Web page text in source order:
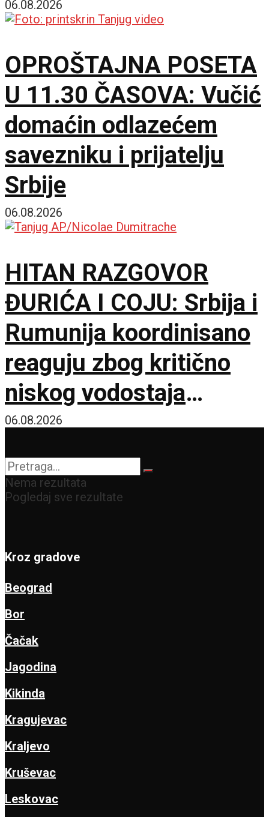
Marići
06.08.2026
OPROŠTAJNA POSETA
U 11.30 ČASOVA: Vučić
domaćin odlazećem
savezniku i prijatelju
Srbije
06.08.2026
HITAN RAZGOVOR
ĐURIĆA I COJU: Srbija i
Rumunija koordinisano
reaguju zbog kritično
niskog vodostaja
Dunava
06.08.2026
Nema rezultata
Pogledaj sve rezultate
Kroz gradove
Beograd
Bor
Čačak
Jagodina
Kikinda
Kragujevac
Kraljevo
Kruševac
Leskovac